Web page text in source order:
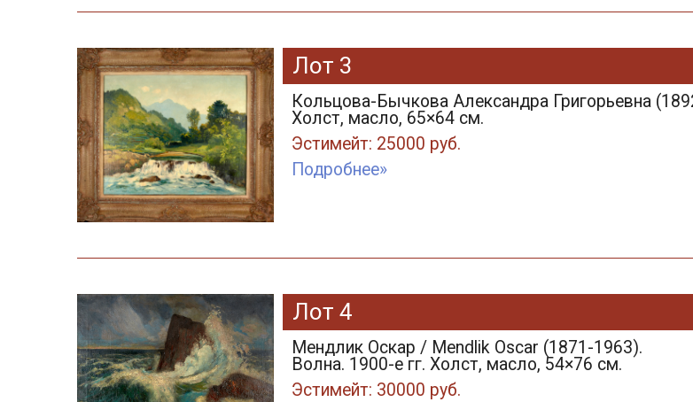
Лот 3
Кольцова-Бычкова Александра Григорьевна
Холст, масло, 65×64 см.
Эстимейт: 25000 руб.
Подробнее»
Лот 4
Мендлик Оскар / Mendlik Oscar (1871-1963).
Волна. 1900-е гг. Холст, масло, 54×76 см.
Эстимейт: 30000 руб.